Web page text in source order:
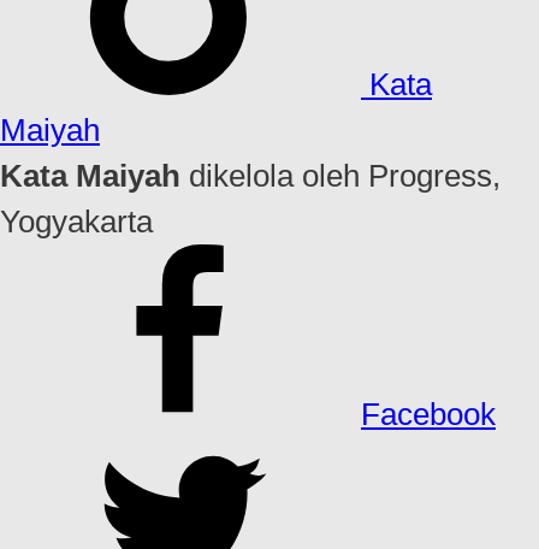
Kata
Maiyah
Kata Maiyah dikelola oleh Progress,
Yogyakarta
Facebook